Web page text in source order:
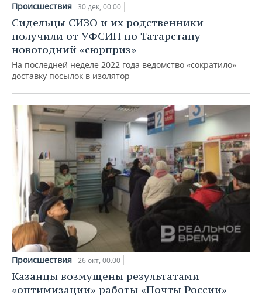
Происшествия 30 дек, 00:00
Сидельцы СИЗО и их родственники
получили от УФСИН по Татарстану
новогодний «сюрприз»
На последней неделе 2022 года ведомство «сократило»
доставку посылок в изолятор
Происшествия 26 окт, 00:00
Казанцы возмущены результатами
«оптимизации» работы «Почты России»